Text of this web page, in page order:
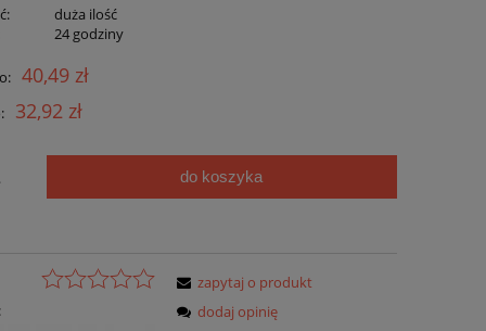
duża ilość
24 godziny
40,49 zł
32,92 zł
do koszyka
zapytaj o produkt
dodaj opinię